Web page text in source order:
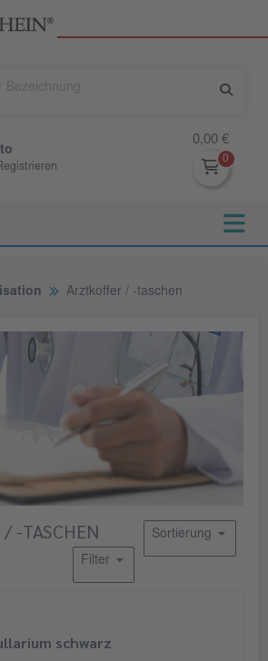
0,00 €
Arztkoffer / -taschen
/ -TASCHEN Sortierung
Filter
schwarz